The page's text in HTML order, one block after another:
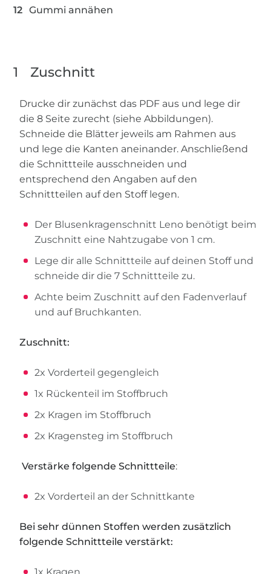
Gummi annähen
1 Zuschnitt
Drucke dir zunächst das PDF aus und lege dir
die 8 Seite zurecht (siehe Abbildungen).
Schneide die Blätter jeweils am Rahmen aus
und lege die Kanten aneinander. Anschließend
die Schnittteile ausschneiden und
entsprechend den Angaben auf den
Schnittteilen auf den Stoff legen.
Der Blusenkragenschnitt Leno benötigt beim
Zuschnitt eine Nahtzugabe von 1 cm.
Lege dir alle Schnittteile auf deinen Stoff und
schneide dir die 7 Schnittteile zu.
Achte beim Zuschnitt auf den Fadenverlauf
und auf Bruchkanten.
Zuschnitt:
2x Vorderteil gegengleich
1x Rückenteil im Stoffbruch
2x Kragen im Stoffbruch
2x Kragensteg im Stoffbruch
Verstärke folgende Schnittteile:
2x Vorderteil an der Schnittkante
Bei sehr dünnen Stoffen werden zusätzlich
folgende Schnittteile verstärkt: